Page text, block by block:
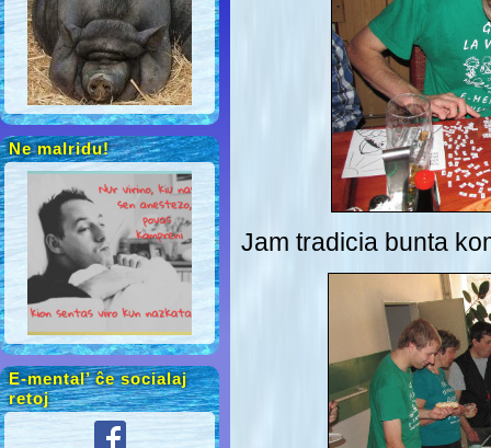
Ne malridu!
E-mental’ ĉe socialaj
retoj
Jam tradicia bunta